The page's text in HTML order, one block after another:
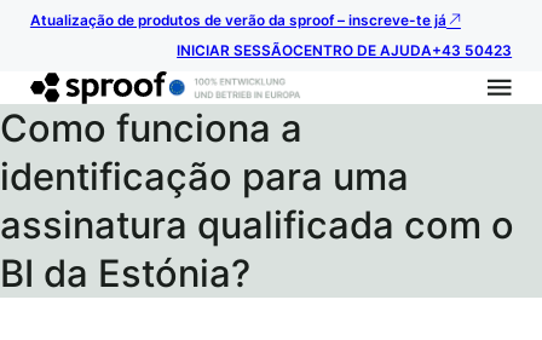
Atualização de produtos de verão da sproof – inscreve-te já
INICIAR SESSÃOCENTRO DE AJUDA+43 50423
Como funciona a
identificação para uma
assinatura qualificada com o
BI da Estónia?